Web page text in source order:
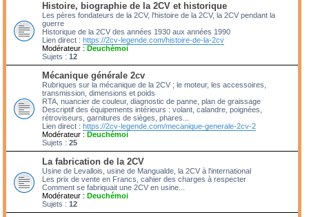
Histoire, biographie de la 2CV et historique
Les pères fondateurs de la 2CV, l'histoire de la 2CV, la 2CV pendant la
guerre
Historique de la 2CV des années 1930 aux années 1990
Lien direct : https://2cv-legende.com/histoire-de-la-2cv
Modérateur : Deuchémoi
Sujets : 12
Mécanique générale 2cv
Rubriques sur la mécanique de la 2CV ; le moteur, les accessoires,
transmission, dimensions et poids
RTA, nuancier de couleur, diagnostic de panne, plan de graissage
Descriptif des équipements intérieurs : volant, calandre, poignées,
rétroviseurs, garnitures de sièges, phares...
Lien direct : https://2cv-legende.com/mecanique-generale-2cv-2
Modérateur : Deuchémoi
Sujets : 25
La fabrication de la 2CV
Usine de Levallois, usine de Mangualde, la 2CV à l'international
Les prix de vente en Francs, cahier des charges à respecter
Comment se fabriquait une 2CV en usine...
Modérateur : Deuchémoi
Sujets : 12